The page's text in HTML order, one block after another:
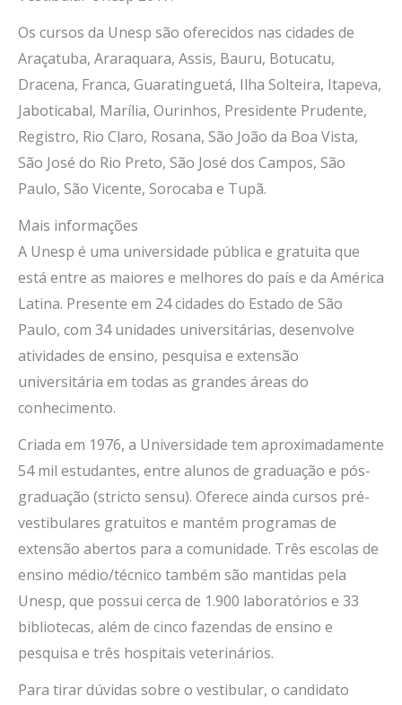
Os cursos da Unesp são oferecidos nas cidades de
Araçatuba, Araraquara, Assis, Bauru, Botucatu,
Dracena, Franca, Guaratinguetá, Ilha Solteira, Itapeva,
Jaboticabal, Marília, Ourinhos, Presidente Prudente,
Registro, Rio Claro, Rosana, São João da Boa Vista,
São José do Rio Preto, São José dos Campos, São
Paulo, São Vicente, Sorocaba e Tupã.
Mais informações
A Unesp é uma universidade pública e gratuita que
está entre as maiores e melhores do país e da América
Latina. Presente em 24 cidades do Estado de São
Paulo, com 34 unidades universitárias, desenvolve
atividades de ensino, pesquisa e extensão
universitária em todas as grandes áreas do
conhecimento.
Criada em 1976, a Universidade tem aproximadamente
54 mil estudantes, entre alunos de graduação e pós-
graduação (stricto sensu). Oferece ainda cursos pré-
vestibulares gratuitos e mantém programas de
extensão abertos para a comunidade. Três escolas de
ensino médio/técnico também são mantidas pela
Unesp, que possui cerca de 1.900 laboratórios e 33
bibliotecas, além de cinco fazendas de ensino e
pesquisa e três hospitais veterinários.
Para tirar dúvidas sobre o vestibular, o candidato